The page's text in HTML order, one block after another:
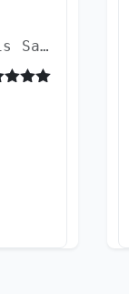
3 Feminisierte Cannabis Samen